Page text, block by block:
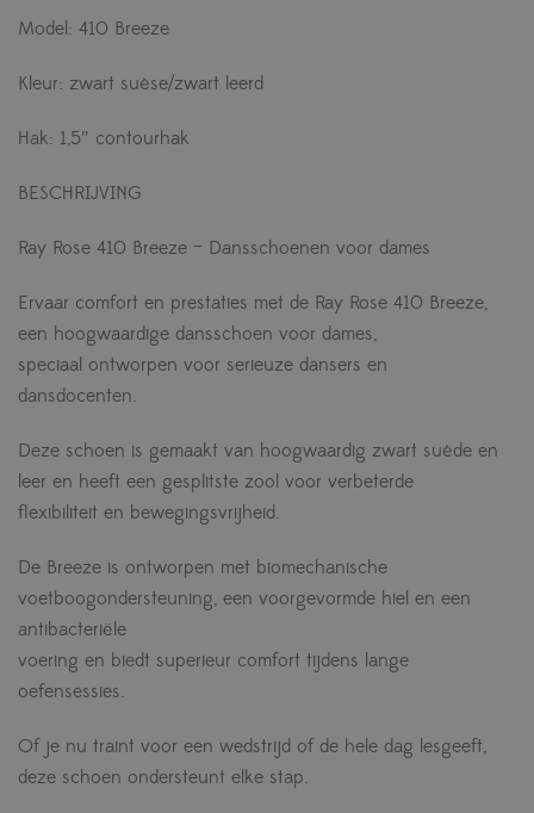
Model: 410 Breeze
Kleur: zwart suèse/zwart leerd
Hak: 1,5″ contourhak
BESCHRIJVING
Ray Rose 410 Breeze – Dansschoenen voor dames
Ervaar comfort en prestaties met de Ray Rose 410 Breeze,
een hoogwaardige dansschoen voor dames,
speciaal ontworpen voor serieuze dansers en
dansdocenten.
Deze schoen is gemaakt van hoogwaardig zwart suède en
leer en heeft een gesplitste zool voor verbeterde
flexibiliteit en bewegingsvrijheid.
De Breeze is ontworpen met biomechanische
voetboogondersteuning, een voorgevormde hiel en een
antibacteriële
voering en biedt superieur comfort tijdens lange
oefensessies.
Of je nu traint voor een wedstrijd of de hele dag lesgeeft,
deze schoen ondersteunt elke stap.